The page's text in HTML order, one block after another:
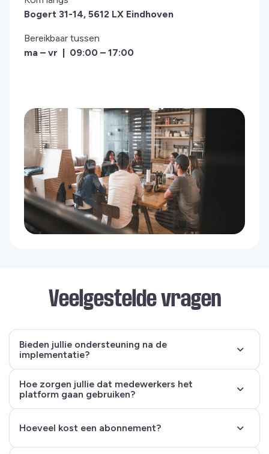
Bogert 31-14, 5612 LX Eindhoven
Bereikbaar tussen
ma – vr | 09:00 – 17:00
Veelgestelde vragen
Bieden jullie ondersteuning na de
implementatie?
Hoe zorgen jullie dat medewerkers het
platform gaan gebruiken?
Hoeveel kost een abonnement?